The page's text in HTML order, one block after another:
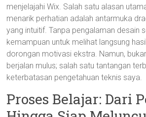
menjelajahi Wix. Salah satu alasan
menarik perhatian adalah antarmuka
yang intuitif. Tanpa pengalaman desain
kemampuan untuk melihat langsung
dorongan motivasi ekstra. Namun,
berjalan mulus; salah satu tantangan
keterbatasan pengetahuan teknis saya.
Proses Belajar: Dari